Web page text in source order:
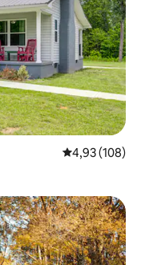
4,93 de uma
4,93 (108)